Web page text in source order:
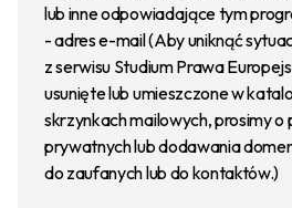
lub inne odpowiadające tym
- adres e-mail (Aby uniknąć
z serwisu Studium Prawa
usunięte lub umieszczone w
skrzynkach mailowych, prosimy
prywatnych lub dodawania
do zaufanych lub do kontaktów.)